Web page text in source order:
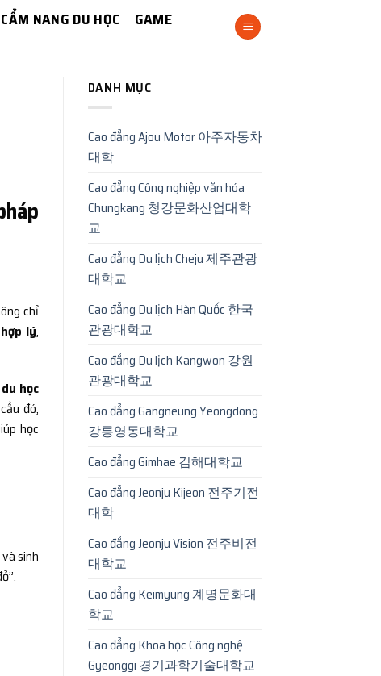
CẨM NANG DU HỌC
GAME
chỉ
lý,
du học
đó,
học
sinh
DANH MỤC
Cao đẳng Ajou Motor 아주자동차
대학
Cao đẳng Công nghiệp văn hóa
Chungkang 청강문화산업대학
교
Cao đẳng Du lịch Cheju 제주관광
대학교
Cao đẳng Du lịch Hàn Quốc 한국
관광대학교
Cao đẳng Du lịch Kangwon 강원
관광대학교
Cao đẳng Gangneung Yeongdong
강릉영동대학교
Cao đẳng Gimhae 김해대학교
Cao đẳng Jeonju Kijeon 전주기전
대학
Cao đẳng Jeonju Vision 전주비전
대학교
Cao đẳng Keimyung 계명문화대
학교
Cao đẳng Khoa học Công nghệ
Gyeonggi 경기과학기술대학교